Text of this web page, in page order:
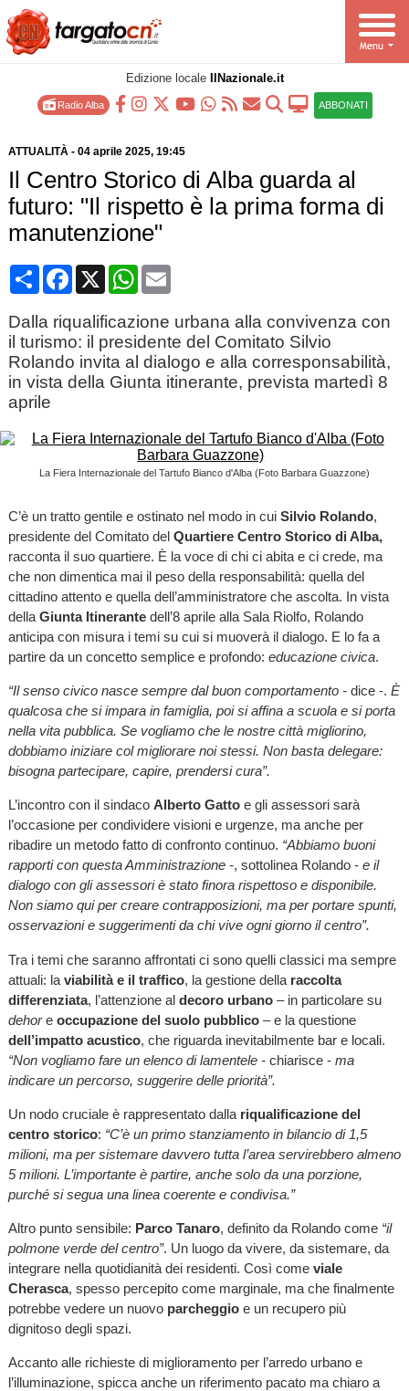
Edizione locale IlNazionale.it
Radio Alba ABBONATI
ATTUALITÀ- 04 aprile 2025, 19:45
Il Centro Storico di Alba guarda al
futuro: "Il rispetto è la prima forma di
manutenzione"
CondividiFacebook
X WhatsApp
Email
Dalla riqualificazione urbana alla convivenza con
il turismo: il presidente del Comitato Silvio
Rolando invita al dialogo e alla corresponsabilità,
in vista della Giunta itinerante, prevista martedì 8
aprile
La Fiera Internazionale del Tartufo Bianco d'Alba (Foto Barbara Guazzone)
C’è un tratto gentile e ostinato nel modo in cui Silvio Rolando,
presidente del Comitato del Quartiere Centro Storico di Alba,
racconta il suo quartiere. È la voce di chi ci abita e ci crede, ma
che non dimentica mai il peso della responsabilità: quella del
cittadino attento e quella dell’amministratore che ascolta. In vista
della Giunta Itinerantedell’8 aprile alla Sala Riolfo, Rolando
anticipa con misura i temi su cui si muoverà il dialogo. E lo fa a
partire da un concetto semplice e profondo: educazione civica.
“Il senso civico nasce sempre dal buon comportamento -dice -. È
qualcosa che si impara in famiglia, poi si affina a scuola e si porta
nella vita pubblica. Se vogliamo che le nostre città migliorino,
dobbiamo iniziare col migliorare noi stessi. Non basta delegare:
bisogna partecipare, capire, prendersi cura”.
L’incontro con il sindaco Alberto Gattoe gli assessori sarà
l’occasione per condividere visioni e urgenze, ma anche per
ribadire un metodo fatto di confronto continuo. “Abbiamo buoni
rapporti con questa Amministrazione -, sottolinea Rolando - e il
dialogo con gli assessori è stato finora rispettoso e disponibile.
Non siamo qui per creare contrapposizioni, ma per portare spunti,
osservazioni e suggerimenti da chi vive ogni giorno il centro”.
Tra i temi che saranno affrontati ci sono quelli classici ma sempre
attuali: la viabilità e il traffico, la gestione della raccolta
differenziata, l’attenzione al decoro urbano– in particolare su
dehore occupazione del suolo pubblico– e la questione
dell’impatto acustico, che riguarda inevitabilmente bar e locali.
“Non vogliamo fare un elenco di lamentele - chiarisce - ma
indicare un percorso, suggerire delle priorità”.
Un nodo cruciale è rappresentato dalla riqualificazione del
centro storico: “C’è un primo stanziamento in bilancio di 1,5
milioni, ma per sistemare davvero tutta l’area servirebbero almeno
5 milioni. L’importante è partire, anche solo da una porzione,
purché si segua una linea coerente e condivisa.”
Altro punto sensibile: Parco Tanaro, definito da Rolando come “il
polmone verde del centro”. Un luogo da vivere, da sistemare, da
integrare nella quotidianità dei residenti. Così come viale
Cherasca, spesso percepito come marginale, ma che finalmente
potrebbe vedere un nuovo parcheggioe un recupero più
dignitoso degli spazi.
Accanto alle richieste di miglioramento per l’arredo urbano e
l’illuminazione, spicca anche un riferimento pacato ma chiaro a